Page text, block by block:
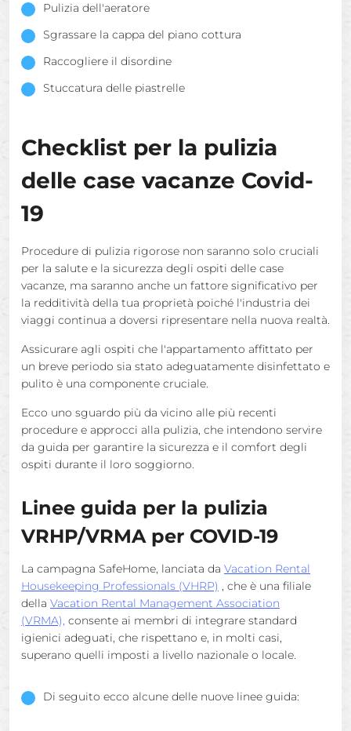
Pulizia dell'aeratore
Sgrassare la cappa del piano cottura
Raccogliere il disordine
Stuccatura delle piastrelle
Checklist per la pulizia
delle case vacanze Covid-
19
Procedure di pulizia rigorose non saranno solo cruciali
per la salute e la sicurezza degli ospiti delle case
vacanze, ma saranno anche un fattore significativo per
la redditività della tua proprietà poiché l'industria dei
viaggi continua a doversi ripresentare nella nuova realtà.
Assicurare agli ospiti che l'appartamento affittato per
un breve periodo sia stato adeguatamente disinfettato e
pulito è una componente cruciale.
Ecco uno sguardo più da vicino alle più recenti
procedure e approcci alla pulizia, che intendono servire
da guida per garantire la sicurezza e il comfort degli
ospiti durante il loro soggiorno.
Linee guida per la pulizia
VRHP/VRMA per COVID-19
La campagna SafeHome, lanciata da Vacation Rental
Housekeeping Professionals (VHRP) , che è una filiale
della Vacation Rental Management Association
(VRMA), consente ai membri di integrare standard
igienici adeguati, che rispettano e, in molti casi,
superano quelli imposti a livello nazionale o locale.
Di seguito ecco alcune delle nuove linee guida: